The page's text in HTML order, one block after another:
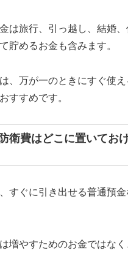
は旅行、引っ越し、結婚、
貯めるお金も含みます。
、万が一のときにすぐ使
すすめです。
衛費はどこに置いてお
すぐに引き出せる普通預金
増やすためのお金ではな